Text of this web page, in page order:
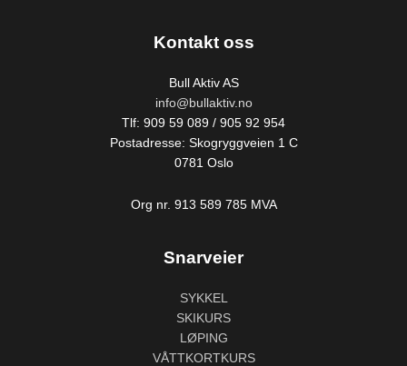
Kontakt oss
Bull Aktiv AS
info@bullaktiv.no
Tlf: 909 59 089 / 905 92 954
Postadresse: Skogryggveien 1 C
0781 Oslo
Org nr. 913 589 785 MVA
Snarveier
SYKKEL
SKIKURS
LØPING
VÅTTKORTKURS